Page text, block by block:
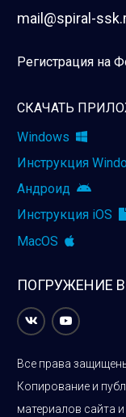
mail@spiral-
Регистрация на
СКАЧАТЬ
Windows
Инструкция
Андроид
Инструкция iOS
MacOS
ПОГРУЖЕНИЕ
Все права
Копирование и
материалов сайта